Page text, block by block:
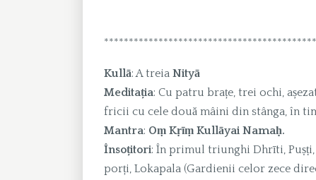
Kullā: A treia Nityā
Meditația: Cu patru brațe, trei ochi,
fricii cu cele două mâini din stânga, în
Mantra: Oṃ Kṛīṃ Kullāyai Namaḥ.
Însoțitori: În primul triunghi Dhrīti, Puṣṭi,
porți, Lokapala (Gardienii celor zece